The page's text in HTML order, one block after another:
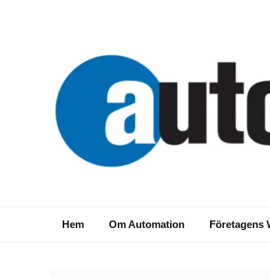
Hem Om Automation Företagens